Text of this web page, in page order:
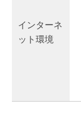
インターネ
ット環境